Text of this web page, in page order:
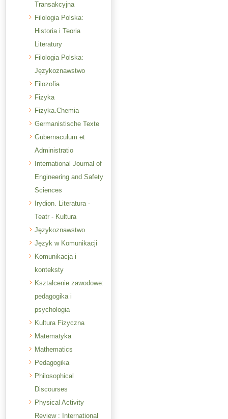
Transakcyjna
Filologia Polska:
Historia i Teoria
Literatury
Filologia Polska:
Językoznawstwo
Filozofia
Fizyka
Fizyka.Chemia
Germanistische Texte
Gubernaculum et
Administratio
International Journal of
Engineering and Safety
Sciences
Irydion. Literatura -
Teatr - Kultura
Językoznawstwo
Język w Komunikacji
Komunikacja i
konteksty
Kształcenie zawodowe:
pedagogika i
psychologia
Kultura Fizyczna
Matematyka
Mathematics
Pedagogika
Philosophical
Discourses
Physical Activity
Review : International